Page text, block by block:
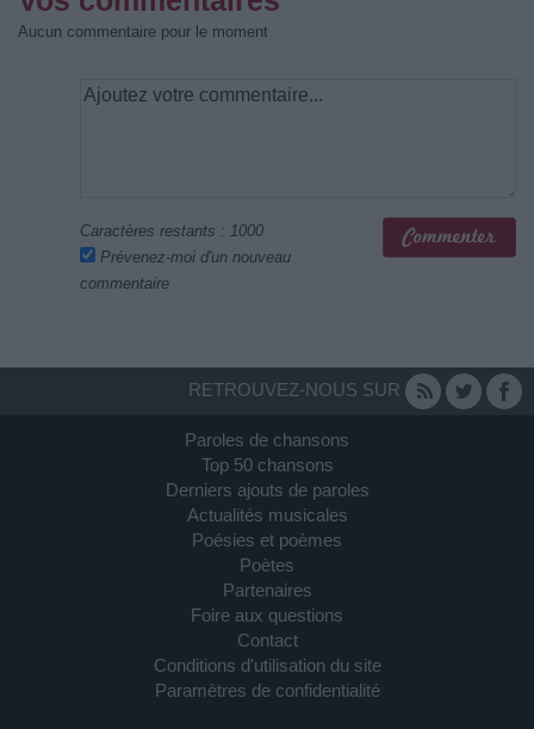
Aucun commentaire pour le moment
Caractères restants : 1000
Prévenez-moi d'un nouveau
commentaire
RETROUVEZ-NOUS SUR
Paroles de chansons
Top 50 chansons
Derniers ajouts de paroles
Actualités musicales
Poésies et poèmes
Poètes
Partenaires
Foire aux questions
Contact
Conditions d'utilisation du site
Paramètres de confidentialité